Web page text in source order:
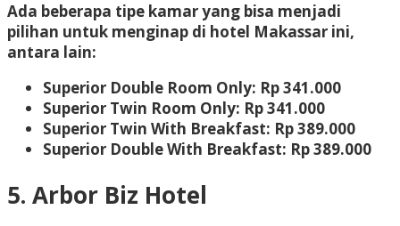
Ada beberapa tipe kamar yang bisa menjadi
pilihan untuk menginap di hotel Makassar ini,
antara lain:
Superior Double Room Only: Rp 341.000
Superior Twin Room Only: Rp 341.000
Superior Twin With Breakfast: Rp 389.000
Superior Double With Breakfast: Rp 389.000
5. Arbor Biz Hotel